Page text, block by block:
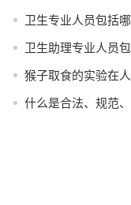
卫生专业人员包括哪
卫生助理专业人员
猴子取食的实验在
什么是合法、规范